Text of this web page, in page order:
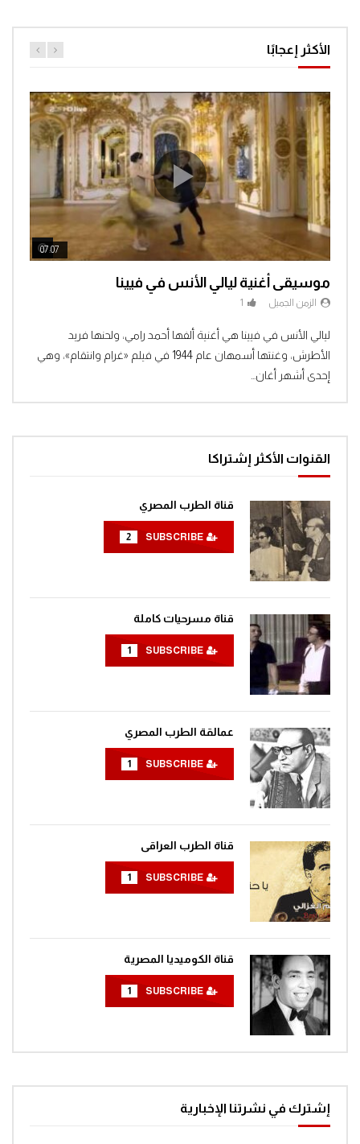
الأكثر إعجابًا
07:07
موسيقى أغنية ليالي الأنس في فيينا
الزمن الجميل 1
ليالي الأنس في فيينا هي أغنية ألفها أحمد رامي، ولحنها فريد
الأطرش، وغنتها أسمهان عام 1944 في فيلم «غرام وانتقام»، وهي
إحدى أشهر أغان...
Watch Later
القنوات الأكثر إشتراكا
قناة الطرب المصري
2
قناة مسرحيات كاملة
1
عمالقة الطرب المصري
1
قناة الطرب العراقى
1
قناة الكوميديا المصرية
1
إشترك في نشرتنا الإخبارية